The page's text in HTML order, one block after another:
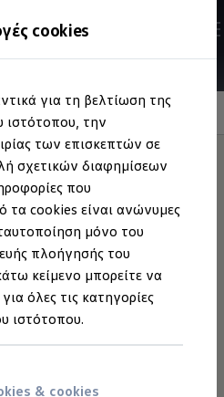
cookies
για τη βελτίωση της
ιστότοπου, την
των επισκεπτών σε
σχετικών διαφημίσεων
που
τα cookies είναι ανώνυμες
μόνο του
πλοήγησής του
κείμενο μπορείτε να
όλες τις κατηγορίες
ιστότοπου.
& cookies
σας
Volkswagen
Assist
δράση,
δεν